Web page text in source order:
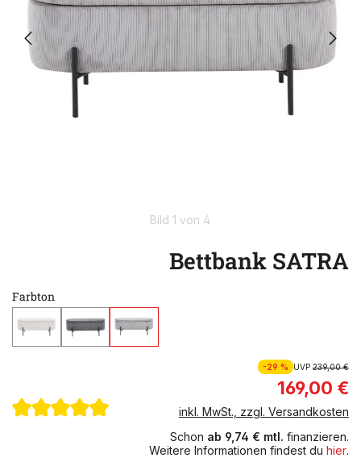
Bild 1 von 4
Bettbank SATRA
Farbton
-29 % UVP239,00 €
169,00 €
inkl. MwSt., zzgl. Versandkosten
Schon ab 9,74 € mtl. finanzieren.
Weitere Informationen findest du hier.